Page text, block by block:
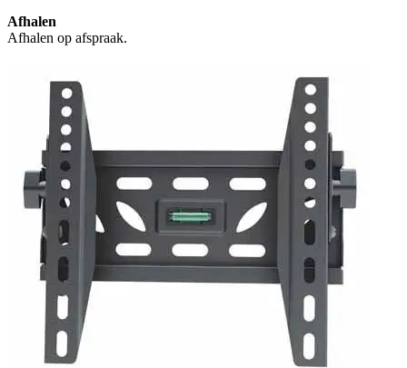
Afhalen
Afhalen op afspraak.